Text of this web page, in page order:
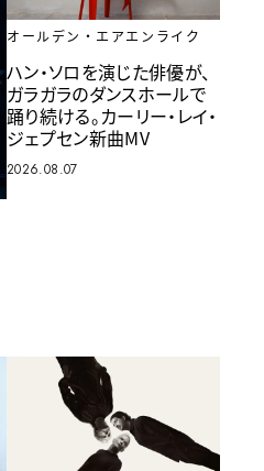
オールデン・エアエンライク
ハン・ソロを演じた俳優が、
ガラガラのダンスホールで
踊り続ける。カーリー・レイ・
ジェプセン新曲MV
2026.08.07